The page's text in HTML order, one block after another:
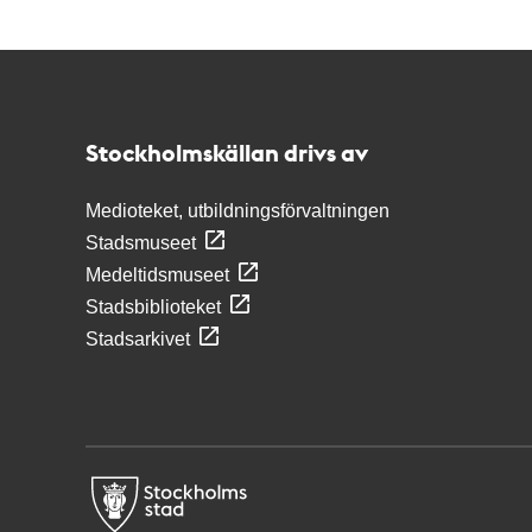
Stockholmskällan drivs av
Medioteket, utbildningsförvaltningen
Stadsmuseet
Medeltidsmuseet
Stadsbiblioteket
Stadsarkivet